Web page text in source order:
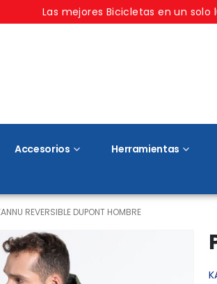
Las mejores Bicicletas en un
Accesorios Herramientas
REVERSIBLE DUPONT HOMBRE